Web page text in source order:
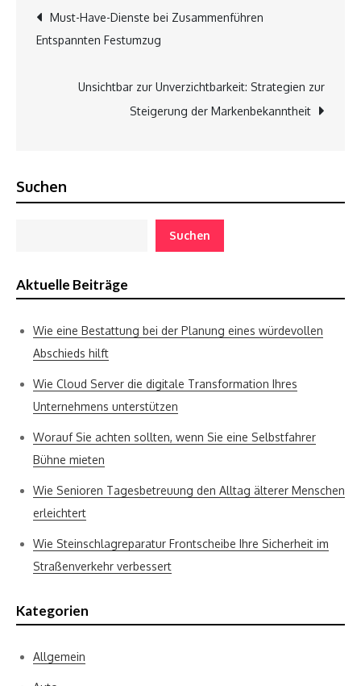
Post
navigation
Must-Have-Dienste bei Zusammenführen
Entspannten Festumzug
Unsichtbar zur Unverzichtbarkeit: Strategien zur
Steigerung der Markenbekanntheit
Suchen
Suchen
Aktuelle Beiträge
Wie eine Bestattung bei der Planung eines würdevollen
Abschieds hilft
Wie Cloud Server die digitale Transformation Ihres
Unternehmens unterstützen
Worauf Sie achten sollten, wenn Sie eine Selbstfahrer
Bühne mieten
Wie Senioren Tagesbetreuung den Alltag älterer Menschen
erleichtert
Wie Steinschlagreparatur Frontscheibe Ihre Sicherheit im
Straßenverkehr verbessert
Kategorien
Allgemein